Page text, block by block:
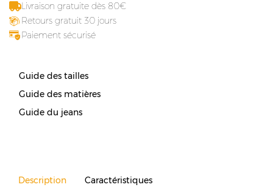
Livraison gratuite dès 80
Retours gratuit 30 jours
Paiement sécurisé
Guide des tailles
Guide des matières
Guide du jeans
Description Caractéristiques